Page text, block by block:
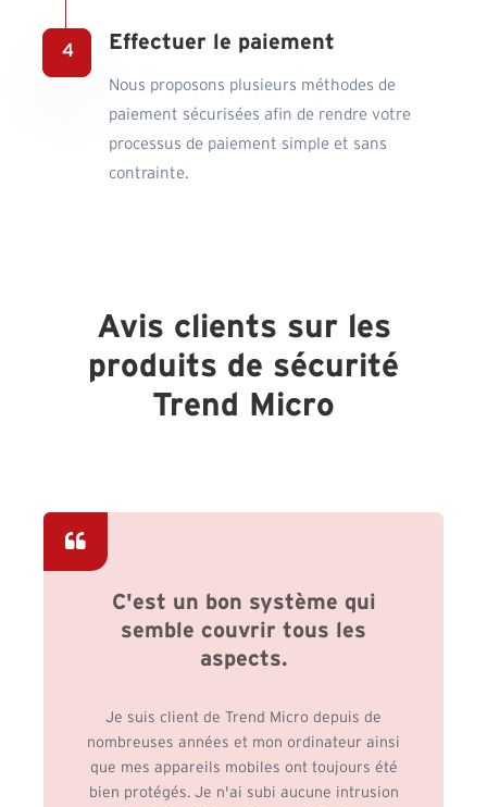
Effectuer le paiement
Nous proposons plusieurs méthodes de
paiement sécurisées afin de rendre votre
processus de paiement simple et sans
contrainte.
Avis clients sur les
produits de sécurité
Trend Micro
C'est un bon système qui
semble couvrir tous les
aspects.
Je suis client de Trend Micro depuis de
nombreuses années et mon ordinateur ainsi
que mes appareils mobiles ont toujours été
bien protégés. Je n'ai subi aucune intrusion